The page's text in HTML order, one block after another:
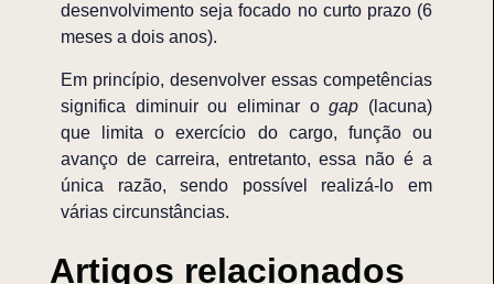
desenvolvimento seja focado no curto prazo (6
meses a dois anos).
Em princípio, desenvolver essas competências
significa diminuir ou eliminar ogap (lacuna)
que limita o exercício do cargo, função ou
avanço de carreira, entretanto, essa não é a
única razão, sendo possível realizá-lo em
várias circunstâncias.
Artigos relacionados